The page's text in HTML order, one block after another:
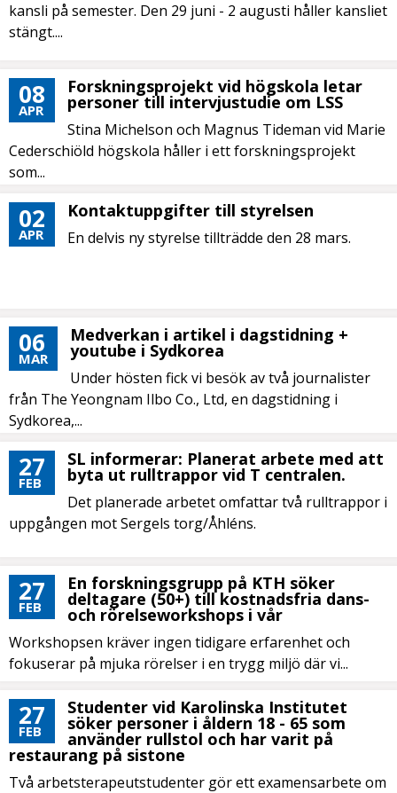
kansli på semester. Den 29 juni - 2 augusti håller kansliet
stängt....
08
APR
Forskningsprojekt vid högskola letar
personer till intervjustudie om LSS
Stina Michelson och Magnus Tideman vid Marie
Cederschiöld högskola håller i ett forskningsprojekt
som...
02
APR
Kontaktuppgifter till styrelsen
En delvis ny styrelse tillträdde den 28 mars.
06
MAR
Medverkan i artikel i dagstidning +
youtube i Sydkorea
Under hösten fick vi besök av två journalister
från The Yeongnam Ilbo Co., Ltd, en dagstidning i
Sydkorea,...
27
FEB
SL informerar: Planerat arbete med att
byta ut rulltrappor vid T centralen.
Det planerade arbetet omfattar två rulltrappor i
uppgången mot Sergels torg/Åhléns.
27
FEB
En forskningsgrupp på KTH söker
deltagare (50+) till kostnadsfria dans-
och rörelseworkshops i vår
Workshopsen kräver ingen tidigare erfarenhet och
fokuserar på mjuka rörelser i en trygg miljö där vi...
27
FEB
Studenter vid Karolinska Institutet
söker personer i åldern 18 - 65 som
använder rullstol och har varit på
restaurang på sistone
Två arbetsterapeutstudenter gör ett examensarbete om